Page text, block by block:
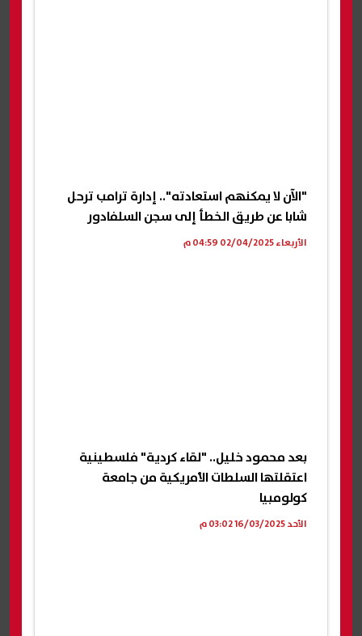
"الآن لا يمكنهم استعادته".. إدارة ترامب ترحل
شابا عن طريق الخطأ إلى سجن السلفادور
الأربعاء 02/04/2025 04:59 م
بعد محمود خليل.. "لقاء كردية" فلسطينية
اعتقلتها السلطات الأمريكية من جامعة
كولومبيا
الأحد 16/03/2025 03:02 م